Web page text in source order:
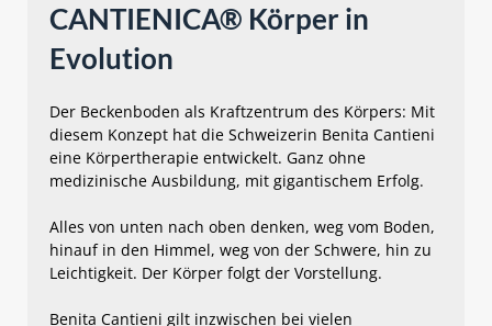
CANTIENICA® Körper in
Evolution
Der Beckenboden als Kraftzentrum des Körpers: Mit
diesem Konzept hat die Schweizerin Benita Cantieni
eine Körpertherapie entwickelt. Ganz ohne
medizinische Ausbildung, mit gigantischem Erfolg.
Alles von unten nach oben denken, weg vom Boden,
hinauf in den Himmel, weg von der Schwere, hin zu
Leichtigkeit. Der Körper folgt der Vorstellung.
Benita Cantieni gilt inzwischen bei vielen